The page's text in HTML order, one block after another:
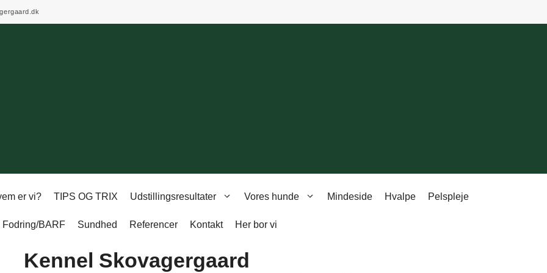
er vi? TIPS OG TRIX Udstillingsresultater Vores hunde Mindeside Hvalpe Pelspleje
Fodring/BARF Sundhed Referencer Kontakt Her bor vi
Kennel Skovagergaard​